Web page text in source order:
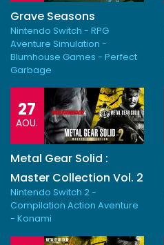
Grave Seasons
Nintendo Switch - RPG
Aventure Simulation -
Blumhouse Games - Perfect
Garbage
27
AOU.
Metal Gear Solid :
Master Collection Vol. 2
Nintendo Switch 2 -
Compilation Action Aventure
- Konami